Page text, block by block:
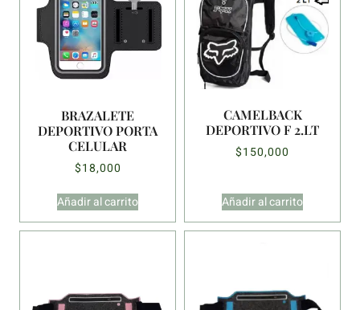
BRAZALETE
DEPORTIVO PORTA
CELULAR
$18,000
Añadir al carrito
CAMELBACK
DEPORTIVO F 2.LT
$150,000
Añadir al carrito